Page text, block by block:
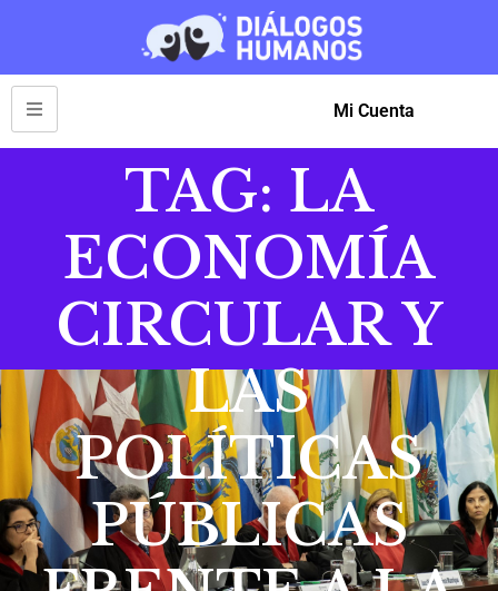
Mi Cuenta
TAG: LA
ECONOMÍA
CIRCULAR Y
LAS
POLÍTICAS
PÚBLICAS